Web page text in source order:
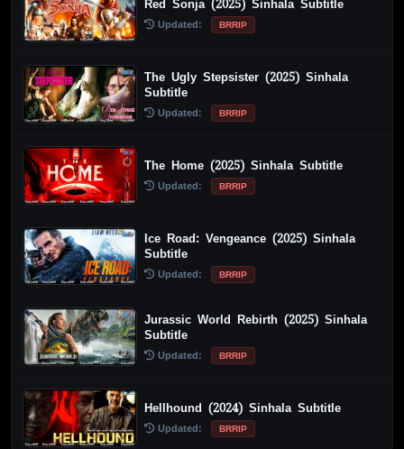
Red Sonja (2025) Sinhala Subtitle
Updated: BRRIP
The Ugly Stepsister (2025) Sinhala
Subtitle
Updated: BRRIP
The Home (2025) Sinhala Subtitle
Updated: BRRIP
Ice Road: Vengeance (2025) Sinhala
Subtitle
Updated: BRRIP
Jurassic World Rebirth (2025) Sinhala
Subtitle
Updated: BRRIP
Hellhound (2024) Sinhala Subtitle
Updated: BRRIP